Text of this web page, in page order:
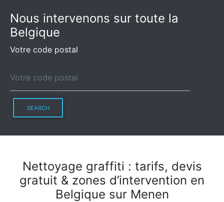
Nous intervenons sur toute la
Belgique
Votre code postal
SEARCH
Nettoyage graffiti : tarifs, devis
gratuit & zones d’intervention en
Belgique sur Menen